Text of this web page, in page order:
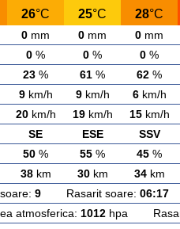
26°C 25°C 28°C
0 mm 0 mm 0 mm
0 % 0 % 0 %
23 % 61 % 62 %
9km/h 9km/h 6km/h
20km/h 19km/h 15km/h
SE ESE SSV
50 % 55 % 45 %
38km 30km 34km
9Rasarit soare: 06:17
1012hpa